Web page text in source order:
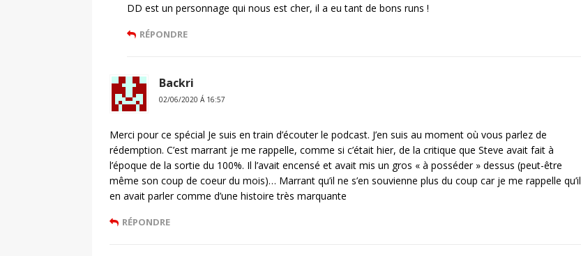
DD est un personnage qui nous est cher, il a eu tant de bons runs !
RÉPONDRE
Backri
02/06/2020 Á 16:57
Merci pour ce spécial Je suis en train d’écouter le podcast. J’en suis au moment où vous parlez de
rédemption. C’est marrant je me rappelle, comme si c’était hier, de la critique que Steve avait fait à
l’époque de la sortie du 100%. Il l’avait encensé et avait mis un gros « à posséder » dessus (peut-être
même son coup de coeur du mois)… Marrant qu’il ne s’en souvienne plus du coup car je me rappelle qu’il
en avait parler comme d’une histoire très marquante
RÉPONDRE